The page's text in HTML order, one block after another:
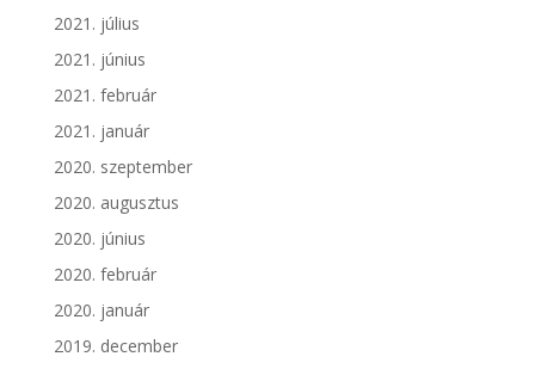
2021. július
2021. június
2021. február
2021. január
2020. szeptember
2020. augusztus
2020. június
2020. február
2020. január
2019. december